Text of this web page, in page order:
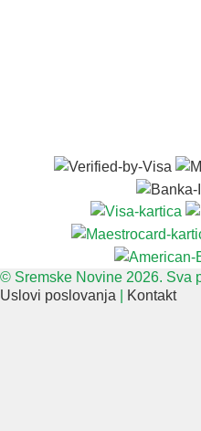
© Sremske Novine 2026. Sva
Uslovi poslovanja
Kontakt